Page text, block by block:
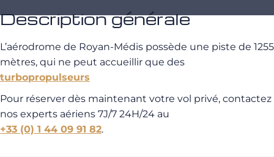
Description générale
L’aérodrome de Royan-Médis possède une piste de 1255
mètres, qui ne peut accueillir que des
turbopropulseurs
Pour réserver dès maintenant votre vol privé, contactez
nos experts aériens 7J/7 24H/24 au
+33 (0) 1 44 09 91 82.